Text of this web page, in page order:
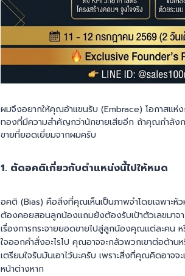
ผมจึงอยากให้คุณอ้าแขนรับ (Embrace) โอกาสแห่ง
ทองที่มีความสำคัญกว่านักขายเสียอีก ถ้าคุณกำลัง
ขายที่ยอดเยี่ยมจากผมครับ
1. ตัดอคติเกี่ยวกับตำแหน่งนี้ไปให้หมด
อคติ (Bias) คือสิ่งที่คุณเห็นเป็นภาพจำโดยเฉพาะหั
ต้องคอยสอนลูกน้องแถมยังต้องรับเป้าตัวเลขมาจ
เรื่องการกระจายยอดขายไปสู่ลูกน้องคุณแต่ละคน
ใจออกคำสั่งอะไรไป คุณอาจจะกลัวพวกเขาต่อต้
เตรียมใจรับมันเอาไว้นะครับ เพราะสิ่งที่คุณคิดอาจ
หน้าต่างหาก